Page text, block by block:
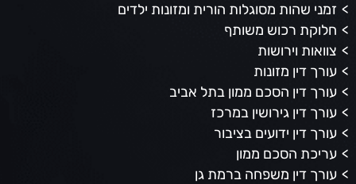
זמני שהות מסוגלות הורית ומזונות ילדים
חלוקת רכוש משותף
צוואות וירושות
עורך דין מזונות
עורך דין הסכם ממון בתל אביב
עורך דין גירושין במרכז
עורך דין ידועים בציבור
עריכת הסכם ממון
עורך דין משפחה ברמת גן